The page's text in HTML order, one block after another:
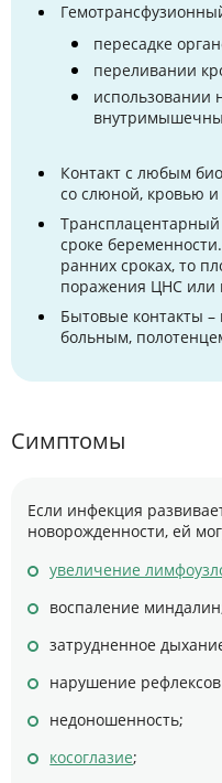
пересадке
переливании
использовании
Контакт с любым
со слюной, кровью и
сроке
ранних сроках, то
поражения ЦНС или
Бытовые контакты –
больным,
Симптомы
Если инфекция
новорожденности, ей
увеличение
воспаление
затрудненное
нарушение
недоношенность;
косоглазие;